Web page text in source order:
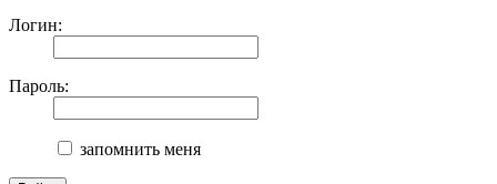
Логин:
Пароль:
запомнить меня